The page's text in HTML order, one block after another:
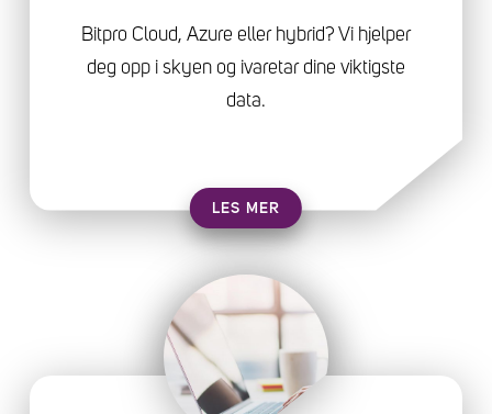
Bitpro Cloud, Azure eller hybrid? Vi hjelper
deg opp i skyen og ivaretar dine viktigste
data.
LES MER